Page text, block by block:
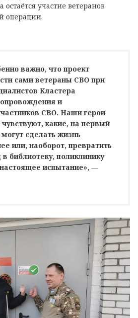
остаётся участие ветеранов
операции.
важно, что проект
сами ветераны СВО при
Кластера
и
СВО. Наши герои
чувствуют, какие, на первый
сделать жизнь
или, наоборот, превратить
библиотеку, поликлинику
испытание», —